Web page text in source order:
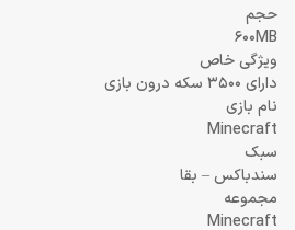
حجم
600MB
ویژگی خاص
دارای 3500 سکه درون بازی
نام بازی
Minecraft
سبک
سندباکس – بقا
مجموعه
Minecraft